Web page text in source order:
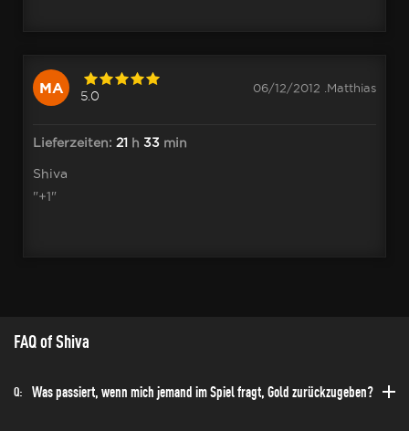
MA 5.0
06/12/2012 .Matthias
Lieferzeiten: 21 h 33 min
Shiva
"+1"
FAQ of Shiva
Q: Was passiert, wenn mich jemand im Spiel fragt, Gold zurückzugeben?